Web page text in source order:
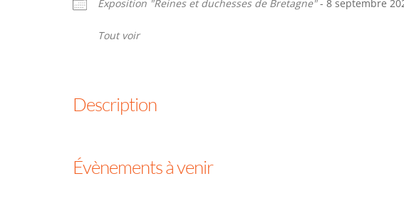
Exposition "Reines et duchesses de Bretagne"- 8 septembre
Tout voir
Description
Évènements à venir